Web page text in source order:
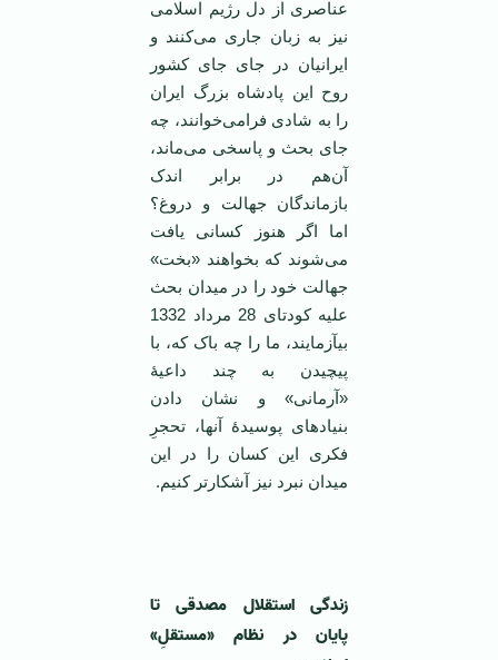
عناصری از دل رژیم اسلامی
نیز به زبان جاری می‌کنند و
ایرانیان در جای جای کشور
روح این پادشاه بزرگ ایران
را به شادی فرامی‌خوانند، چه
جای بحث و پاسخی می‌ماند،
آن‌هم در برابر اندک
بازماندگان جهالت و دروغ؟
اما اگر هنوز کسانی یافت
می‌شوند که بخواهند «بخت»
جهالت خود را در میدان بحث
علیه کودتای 28 مرداد 1332
بیآزمایند، ما را چه باک که، با
پیچیدن به چند داعیۀ
«آرمانی» و نشان دادن
بنیادهای پوسیدۀ آنها، تحجرِ
فکری این کسان را در این
میدان نبرد نیز آشکارتر کنیم.
زندگی استقلال مصدقی تا
پایان در نظام «مستقلِ»